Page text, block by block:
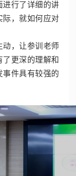
进行了详细的讲
际，就如何应对
动，让参训老师
更深的理解和
事件具有较强的